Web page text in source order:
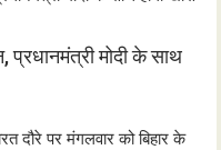
प्रधानमंत्री मोदी के साथ
दौरे पर मंगलवार को बिहार के